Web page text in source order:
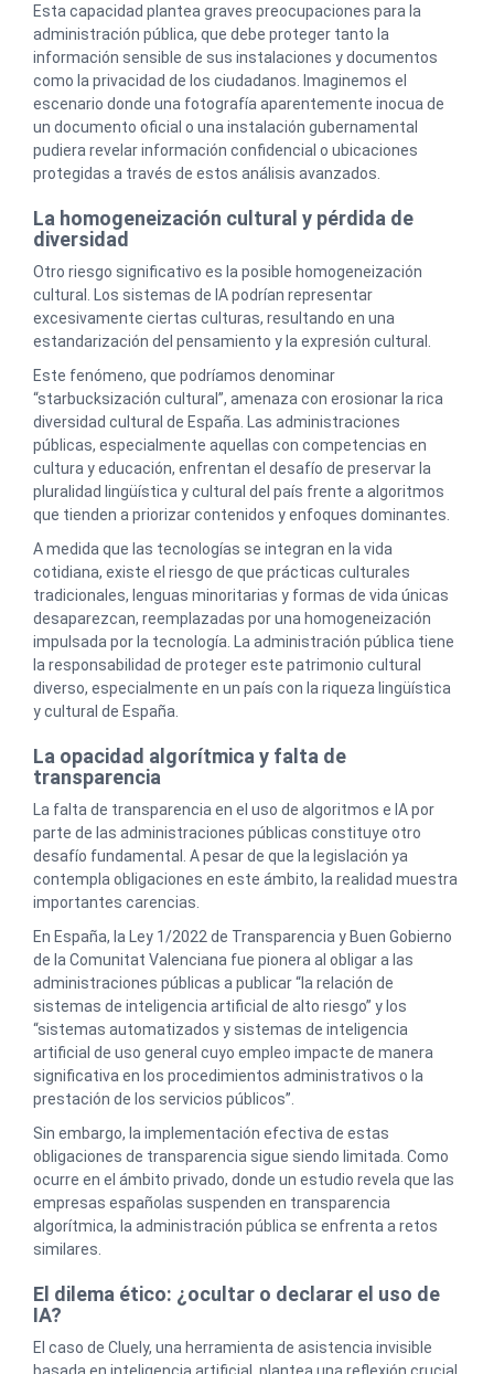
Esta capacidad plantea graves preocupaciones para la
administración pública, que debe proteger tanto la
información sensible de sus instalaciones y documentos
como la privacidad de los ciudadanos. Imaginemos el
escenario donde una fotografía aparentemente inocua de
un documento oficial o una instalación gubernamental
pudiera revelar información confidencial o ubicaciones
protegidas a través de estos análisis avanzados.
La homogeneización cultural y pérdida de
diversidad
Otro riesgo significativo es la posible homogeneización
cultural. Los sistemas de IA podrían representar
excesivamente ciertas culturas, resultando en una
estandarización del pensamiento y la expresión cultural.
Este fenómeno, que podríamos denominar
“starbucksización cultural”, amenaza con erosionar la rica
diversidad cultural de España. Las administraciones
públicas, especialmente aquellas con competencias en
cultura y educación, enfrentan el desafío de preservar la
pluralidad lingüística y cultural del país frente a algoritmos
que tienden a priorizar contenidos y enfoques dominantes.
A medida que las tecnologías se integran en la vida
cotidiana, existe el riesgo de que prácticas culturales
tradicionales, lenguas minoritarias y formas de vida únicas
desaparezcan, reemplazadas por una homogeneización
impulsada por la tecnología. La administración pública tiene
la responsabilidad de proteger este patrimonio cultural
diverso, especialmente en un país con la riqueza lingüística
y cultural de España.
La opacidad algorítmica y falta de
transparencia
La falta de transparencia en el uso de algoritmos e IA por
parte de las administraciones públicas constituye otro
desafío fundamental. A pesar de que la legislación ya
contempla obligaciones en este ámbito, la realidad muestra
importantes carencias.
En España, la Ley 1/2022 de Transparencia y Buen Gobierno
de la Comunitat Valenciana fue pionera al obligar a las
administraciones públicas a publicar “la relación de
sistemas de inteligencia artificial de alto riesgo” y los
“sistemas automatizados y sistemas de inteligencia
artificial de uso general cuyo empleo impacte de manera
significativa en los procedimientos administrativos o la
prestación de los servicios públicos”.
Sin embargo, la implementación efectiva de estas
obligaciones de transparencia sigue siendo limitada. Como
ocurre en el ámbito privado, donde un estudio revela que las
empresas españolas suspenden en transparencia
algorítmica, la administración pública se enfrenta a retos
similares.
El dilema ético: ¿ocultar o declarar el uso de
IA?
El caso de Cluely, una herramienta de asistencia invisible